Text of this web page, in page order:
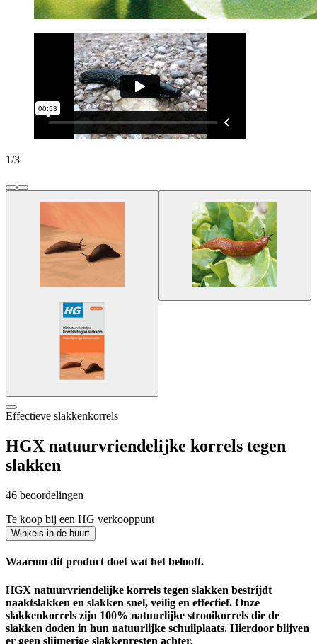
1/3
Effectieve slakkenkorrels
HGX natuurvriendelijke korrels tegen
slakken
46 beoordelingen
Te koop bij een HG verkooppunt
Winkels in de buurt
Waarom dit product doet wat het belooft.
HGX natuurvriendelijke korrels tegen slakken bestrijdt
naaktslakken en slakken snel, veilig en effectief. Onze
slakkenkorrels zijn 100% natuurlijke strooikorrels die de
slakken doden in hun natuurlijke schuilplaats. Hierdoor blijven
er geen slijmerige slakkenresten achter.